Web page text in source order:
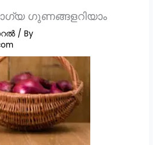
ഗുണങ്ങളറിയാം
/ By